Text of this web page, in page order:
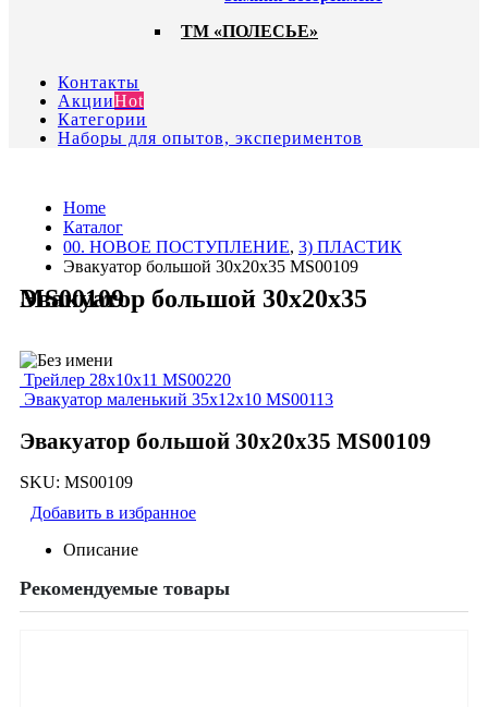
ТМ «ПОЛЕСЬЕ»
Контакты
АкцииHot
Категории
Наборы для опытов, экспериментов
Home
Каталог
00. HОВОЕ ПОСТУПЛЕНИЕ, 3) ПЛАСТИК
Эвакуатор большой 30х20х35 MS00109
Эвакуатор большой 30х20х35 MS00109
Трейлер 28х10х11 MS00220
Эвакуатор маленький 35х12х10 MS00113
Эвакуатор большой 30х20х35 MS00109
SKU: MS00109
Добавить в избранное
Описание
Рекомендуемые товары